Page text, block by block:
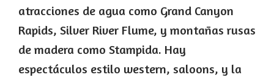
atracciones de agua como Grand Canyon
Rapids, Silver River Flume, y montañas rusas
de madera como Stampida. Hay
espectáculos estilo western, saloons, y la